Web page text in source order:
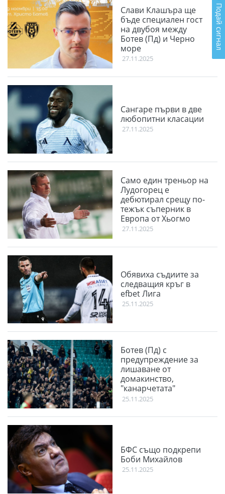
Слави Клашъра ще
бъде специален гост
на двубоя между
Ботев (Пд) и Черно
море
27.11.2025
Сангаре първи в две
любопитни класации
27.11.2025
Само един треньор на
Лудогорец е
дебютирал срещу по-
тежък съперник в
Европа от Хьогмо
27.11.2025
Обявиха съдиите за
следващия кръг в
efbet Лига
25.11.2025
Ботев (Пд) с
предупреждение за
лишаване от
домакинство,
"канарчетата"
олекнаха с над 5 бона
25.11.2025
БФС също подкрепи
Боби Михайлов
25.11.2025
Подай сигнал